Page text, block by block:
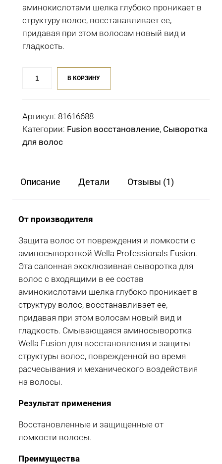
аминокислотами шелка глубоко проникает в
структуру волос, восстанавливает ее,
придавая при этом волосам новый вид и
гладкость.
восстанавливающая
амино-
70
В КОРЗИНУ
Артикул: 81616688
Категории: Fusion восстановление, Сыворотка
для волос
Описание Детали Отзывы (1)
От производителя
Защита волос от повреждения и ломкости с
аминосывороткой Wella Professionals Fusion.
Эта салонная эксклюзивная сыворотка для
волос с входящими в ее состав
аминокислотами шелка глубоко проникает в
структуру волос, восстанавливает ее,
придавая при этом волосам новый вид и
гладкость. Смывающаяся аминосыворотка
Wella Fusion для восстановления и защиты
структуры волос, поврежденной во время
расчесывания и механического воздействия
на волосы.
Результат применения
Восстановленные и защищенные от
ломкости волосы.
Преимущества